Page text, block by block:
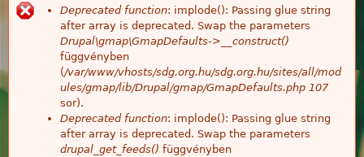
Hibaüzenet
Deprecated function: implode(): Passing glue string
after array is deprecated. Swap the parameters
Drupal\gmap\GmapDefaults->__construct()
függvényben
(/var/www/vhosts/sdg.org.hu/sdg.org.hu/sites/all/mod
ules/gmap/lib/Drupal/gmap/GmapDefaults.php 107
sor).
Deprecated function: implode(): Passing glue string
after array is deprecated. Swap the parameters
drupal_get_feeds() függvényben